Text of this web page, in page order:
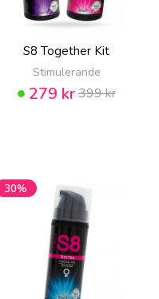
S8 Together Kit
Stimulerande
279 kr399 kr
30%